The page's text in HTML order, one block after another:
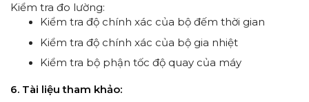
Kiểm tra đo lường:
Kiểm tra độ chính xác của bộ đếm thời gian
Kiểm tra độ chính xác của bộ gia nhiệt
Kiểm tra bộ phận tốc độ quay của máy
6. Tài liệu tham khảo: